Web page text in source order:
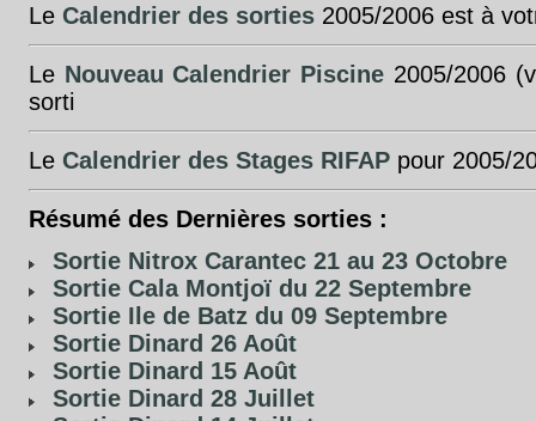
Le Calendrier des sorties2005/2006 est à
Le Nouveau Calendrier Piscine 2005/2006
sorti
Le Calendrier des Stages RIFAPpour 2005/
Résumé des Dernières sorties :
Sortie Nitrox Carantec 21 au 23 Octobre
Sortie Cala Montjoï du 22 Septembre
Sortie Ile de Batz du 09 Septembre
Sortie Dinard 26 Août
Sortie Dinard 15 Août
Sortie Dinard 28 Juillet